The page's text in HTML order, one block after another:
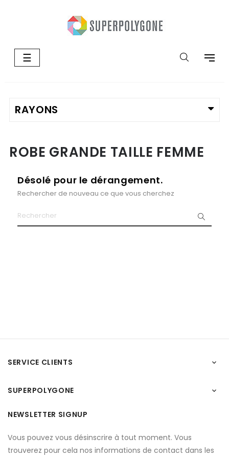
Basculer
la
☰
ROBE GRANDE TAILLE FEMME
Désolé pour le dérangement.
Rechercher de nouveau ce que vous cherchez
SERVICE CLIENTS 
SUPERPOLYGONE 
NEWSLETTER SIGNUP
Vous pouvez vous désinscrire à tout moment. Vous
trouverez pour cela nos informations de contact dans les